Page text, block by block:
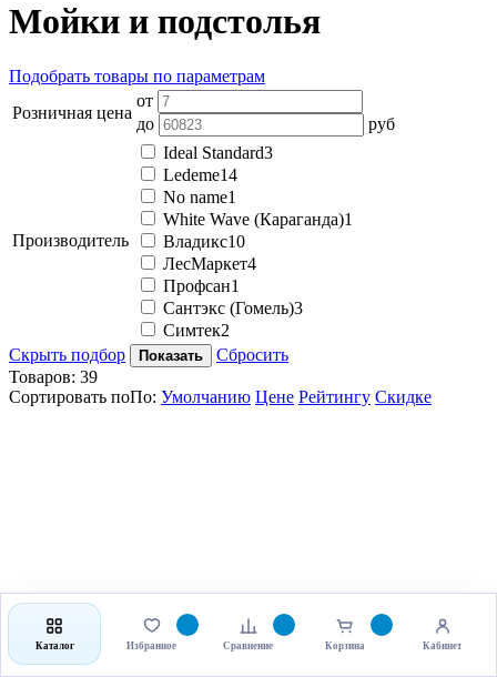
Мойки и подстолья
Подобрать товары по параметрам
Розничная цена
от
до
руб
Производитель
Ideal Standard3
Ledeme14
No name1
White Wave (Караганда)1
Владикс10
ЛесМаркет4
Профсан1
Сантэкс (Гомель)3
Симтек2
Скрыть подбор
Показать
Сбросить
Товаров: 39
Сортировать поПо: Умолчанию Цене Рейтингу Скидке
Мойка врезная Матовая 510х510 сталь нержавеющая Ledeme
Артикул: -
Мойки и подстолья
Каталог Избранное Сравнение Корзина Кабинет